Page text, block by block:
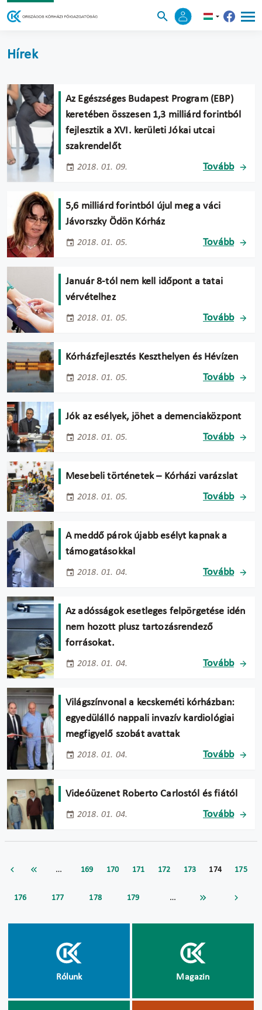
Hírek
Az Egészséges Budapest Program (EBP)
keretében összesen 1,3 milliárd forintból
fejlesztik a XVI. kerületi Jókai utcai
szakrendelőt
2018. 01. 09. Tovább
5,6 milliárd forintból újul meg a váci
Jávorszky Ödön Kórház
2018. 01. 05. Tovább
Január 8-tól nem kell időpont a tatai
vérvételhez
2018. 01. 05. Tovább
Kórházfejlesztés Keszthelyen és Hévízen
2018. 01. 05. Tovább
Jók az esélyek, jöhet a demenciaközpont
2018. 01. 05. Tovább
Mesebeli történetek – Kórházi varázslat
2018. 01. 05. Tovább
A meddő párok újabb esélyt kapnak a
támogatásokkal
2018. 01. 04. Tovább
Az adósságok esetleges felpörgetése idén
nem hozott plusz tartozásrendező
forrásokat.
2018. 01. 04. Tovább
Világszínvonal a kecskeméti kórházban:
egyedülálló nappali invazív kardiológiai
megfigyelő szobát avattak
2018. 01. 04. Tovább
Videóüzenet Roberto Carlostól és fiától
2018. 01. 04. Tovább
… 169 170 171 172 173 174 175
176 177 178 179 …
Rólunk Magazin